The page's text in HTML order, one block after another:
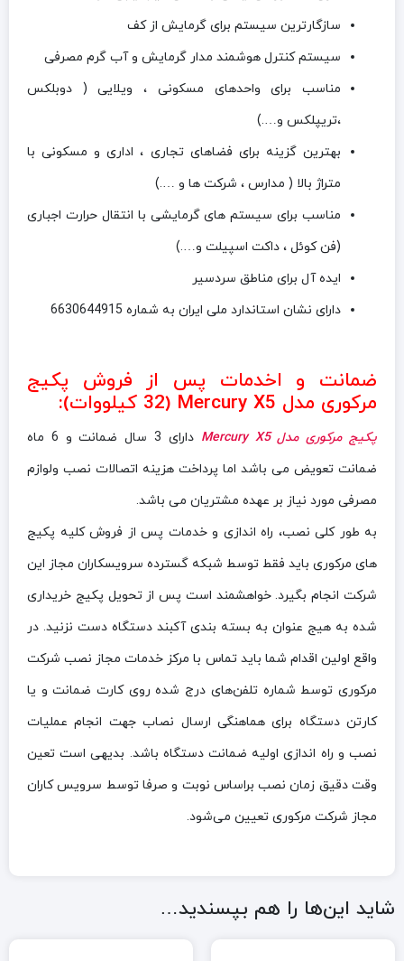
سازگارترین سیستم برای گرمایش از کف
سیستم کنترل هوشمند مدار گرمایش و آب گرم مصرفی
مناسب برای واحدهای مسکونی ، ویلایی ( دوبلکس
،تریپلکس و….)
بهترین گزینه برای فضاهای تجاری ، اداری و مسکونی با
متراژ بالا ( مدارس ، شرکت ها و ….)
مناسب برای سیستم های گرمایشی با انتقال حرارت اجباری
(فن کوئل ، داکت اسپیلت و….)
ایده آل برای مناطق سردسیر
دارای نشان استاندارد ملی ایران به شماره 6630644915
ضمانت و اخدمات پس از فروش پکیج
مرکوری مدل Mercury X5 (32 کیلووات):
پکیج مرکوری مدل Mercury X5
دارای 3 سال ضمانت و 6 ماه
ضمانت تعویض می باشد اما پرداخت هزینه اتصالات نصب ولوازم
مصرفی مورد نیاز بر عهده مشتریان می باشد.
به طور کلی نصب، راه اندازی و خدمات پس از فروش کلیه پکیج
های مرکوری باید فقط توسط شبکه گسترده سرویسکاران مجاز این
شرکت انجام بگیرد. خواهشمند است پس از تحویل پکیج خریداری
شده به هیج عنوان به بسته بندی آکبند دستگاه دست نزنید. در
واقع اولین اقدام شما باید تماس با مرکز خدمات مجاز نصب شرکت
مرکوری توسط شماره تلفن‌های درج شده روی کارت ضمانت و یا
کارتن دستگاه برای هماهنگی ارسال نصاب جهت انجام عملیات
نصب و راه اندازی اولیه ضمانت دستگاه باشد. بدیهی است تعین
وقت دقیق زمان نصب براساس نوبت و صرفا توسط سرویس کاران
مجاز شرکت مرکوری تعیین می‌شود.
شاید این‌ها را هم بپسندید…